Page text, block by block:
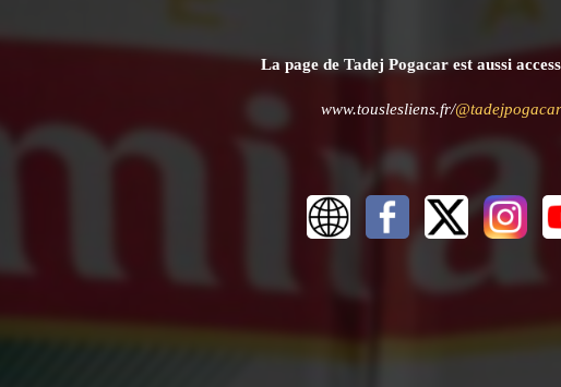
La page de Tadej Pogacar est aussi
www.touslesliens.fr/@tadejpogacar